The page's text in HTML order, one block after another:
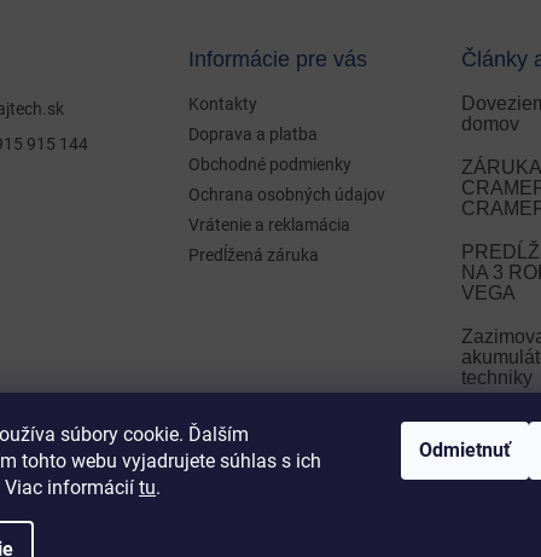
súbory cookie. Ďalším
tohto webu vyjadrujete súhlas s ich
Viac informácií tu.
Odmietnuť
915 144
Informácie pre vás
Kontakty
Doprava a platba
Obchodné podmienky
Ochrana osobných údajov
Vrátenie a reklamácia
Predĺžená záruka
Články
domov
NA 3
VEGA
techniky